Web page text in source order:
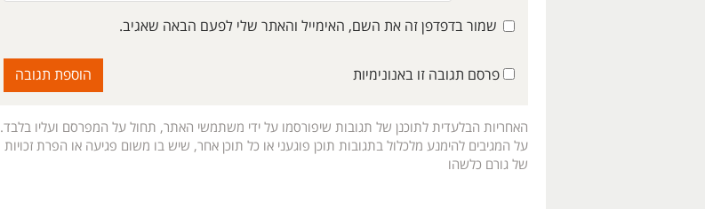
שמור בדפדפן זה את השם, האימייל והאתר שלי לפעם הבאה שאגיב.
פרסם תגובה זו באנונימיות
האחריות הבלעדית לתוכנן של תגובות שיפורסמו על ידי משתמשי האתר, תחול על המפרסם ועליו בלבד.
על המגיבים להימנע מלכלול בתגובות תוכן פוגעני או כל תוכן אחר, שיש בו משום פגיעה או הפרת זכויות
של גורם כלשהו